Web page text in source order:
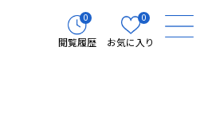
0
閲覧履歴
0
お気に入り